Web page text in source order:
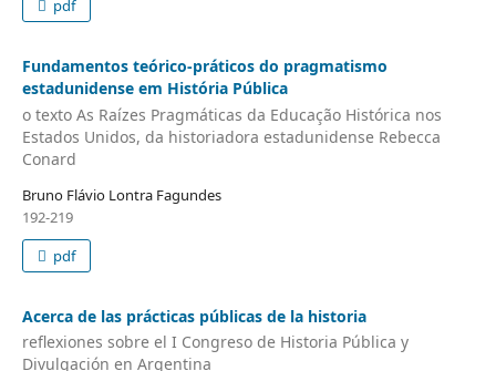
pdf
Fundamentos teórico-práticos do pragmatismo
estadunidense em História Pública
o texto As Raízes Pragmáticas da Educação Histórica nos
Estados Unidos, da historiadora estadunidense Rebecca
Conard
Bruno Flávio Lontra Fagundes
192-219
pdf
Acerca de las prácticas públicas de la historia
reflexiones sobre el I Congreso de Historia Pública y
Divulgación en Argentina